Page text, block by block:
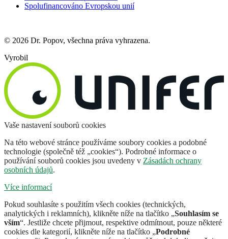
Spolufinancováno Evropskou unií
© 2026 Dr. Popov, všechna práva vyhrazena.
Vyrobil
Vaše nastavení souborů cookies
Na této webové stránce používáme soubory cookies a podobné
technologie (společně též „cookies“). Podrobné informace o
používání souborů cookies jsou uvedeny v Zásadách ochrany
osobních údajů.
Více informací
Pokud souhlasíte s použitím všech cookies (technických,
analytických i reklamních), klikněte níže na tlačítko „Souhlasím se
vším“. Jestliže chcete přijmout, respektive odmítnout, pouze některé
cookies dle kategorií, klikněte níže na tlačítko „Podrobné